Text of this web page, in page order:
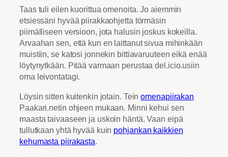
Taas tuli eilen kuorittua omenoita. Jo aiemmin
etsiessäni hyvää piirakkaohjetta törmäsin
piimälliseen versioon, jota halusin joskus kokeilla.
Arvaahan sen, että kun en laittanut sivua mihinkään
muistiin, se katosi jonnekin bittiavaruuteen eikä enää
löytynytkään. Pitää varmaan perustaa del.icio.usiin
oma leivontatagi.
Löysin sitten kuitenkin jotain. Teinomenapiirakan
Paakari.netin ohjeen mukaan. Minni kehui sen
maasta taivaaseen ja uskoin häntä. Vaan eipä
tullutkaan yhtä hyvää kuin pohjankan kaikkien
kehumasta piirakasta.